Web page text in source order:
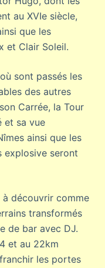
au XVIe siècle,
que les
et Clair Soleil.
sont passés les
des autres
Carrée, la Tour
et sa vue
ainsi que les
seront
à découvrir comme
transformés
de bar avec DJ.
et au 22km
les portes